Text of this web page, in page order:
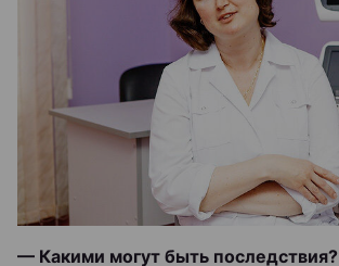
— Какими могут быть последствия?